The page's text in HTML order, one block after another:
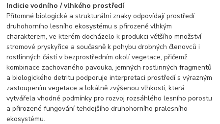
Indicie vodního / vlhkého prostředí
Přítomné biologické a strukturální znaky odpovídají prostředí
druhohorního lesního ekosystému s přirozeně vlhkým
charakterem, ve kterém docházelo k produkci většího množství
stromové pryskyřice a současně k pohybu drobných členovců i
rostlinných částí v bezprostředním okolí vegetace, přičemž
kombinace zachovaného pavouka, jemných rostlinných fragmentů
a biologického detritu podporuje interpretaci prostředí s výrazným
zastoupením vegetace a lokálně zvýšenou vlhkostí, která
vytvářela vhodné podmínky pro rozvoj rozsáhlého lesního porostu
a přirozené fungování tehdejšího druhohorního pralesního
ekosystému.